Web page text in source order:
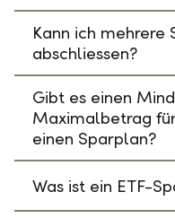
Kann ich
abschliessen?
Gibt es einen
Maximalbetrag
einen Sparplan?
Was ist ein ETF-